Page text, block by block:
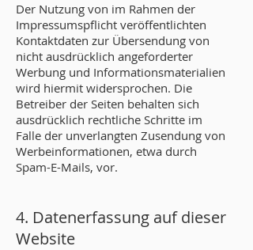
Der Nutzung von im Rahmen der
Impressumspflicht veröffentlichten
Kontaktdaten zur Übersendung von
nicht ausdrücklich angeforderter
Werbung und Informationsmaterialien
wird hiermit widersprochen. Die
Betreiber der Seiten behalten sich
ausdrücklich rechtliche Schritte im
Falle der unverlangten Zusendung von
Werbeinformationen, etwa durch
Spam-E-Mails, vor.
4. Datenerfassung auf dieser
Website